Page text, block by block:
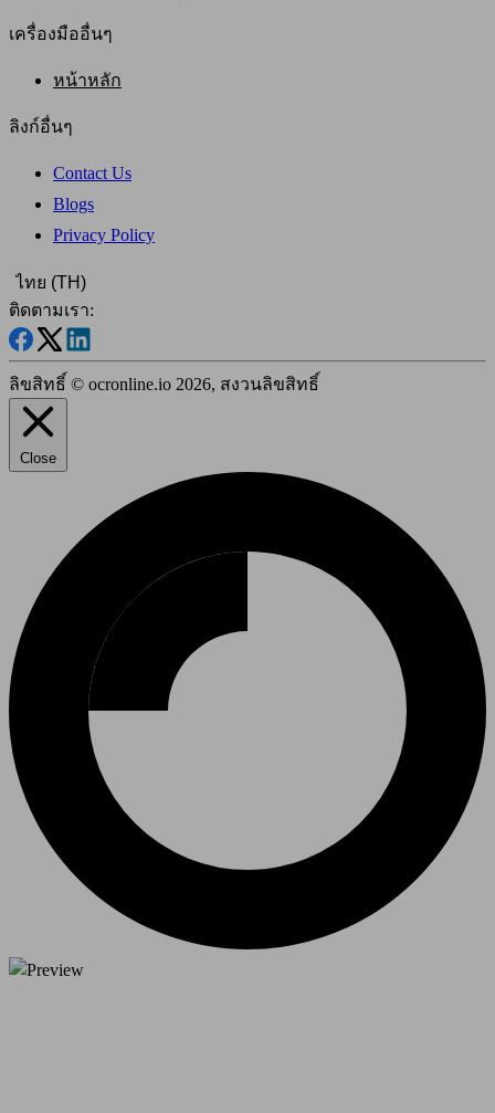
เครื่องมืออื่นๆ
หน้าหลัก
ลิงก์อื่นๆ
Contact Us
Blogs
Privacy Policy
ไทย (TH)
ติดตามเรา:
ลิขสิทธิ์ © ocronline.io 2026, สงวนลิขสิทธิ์
Close